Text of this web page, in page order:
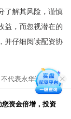
了解其风险，谨慎
益，而忽视潜在的
并仔细阅读配资协
代表永华证券观点
资金倍增，投资